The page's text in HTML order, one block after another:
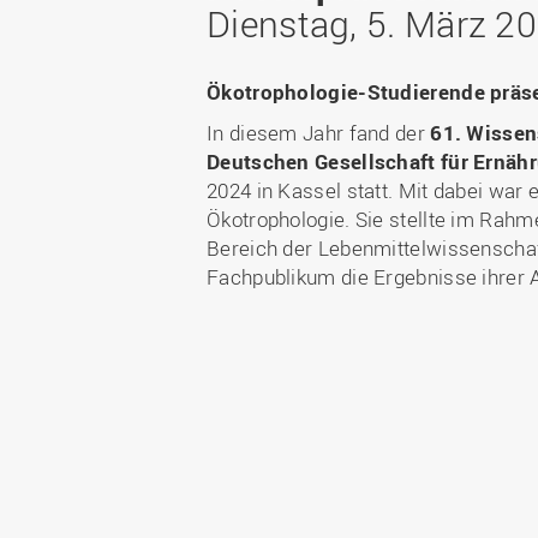
Master
Berufsbegleitend studieren
Weiterbildung
Future Skills
Infos für Erstsemester
Infos für Eltern
Fördermöglichkeiten
Gute wissenschaftliche
Praxis
Forschungsdaten
RECHERCHE
Fördergesellschaft
StudyUp-Award
WIR durch die Jahrzehnte
WIR in den Medien und
unsere Publikationen
WIR in Osnabrück und
Lingen: Standort- und
Gebäudepläne
Nachrichten
Veranstaltungen
Dienstag, 5. März
Ökotrophologie-Studierende
In diesem Jahr fand der61.
Deutschen Gesellschaft für
2024 in Kassel statt. Mit dabei war
Ökotrophologie. Sie stellte im
Bereich der
Fachpublikum die Ergebnisse ihrer